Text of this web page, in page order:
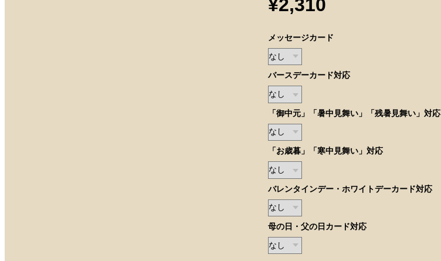
¥2,310
メッセージカード
バースデーカード対応
「御中元」「暑中見舞い」「残暑見舞い」対応
「お歳暮」「寒中見舞い」対応
バレンタインデー・ホワイトデーカード対応
母の日・父の日カード対応